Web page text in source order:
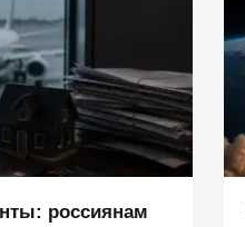
россиянам